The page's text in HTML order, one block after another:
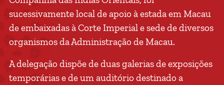
sucessivamente local de apoio à estada em Macau
de embaixadas à Corte Imperial e sede de diversos
organismos da Administração de Macau.
A delegação dispõe de duas galerias de exposições
temporárias e de um auditório destinado a